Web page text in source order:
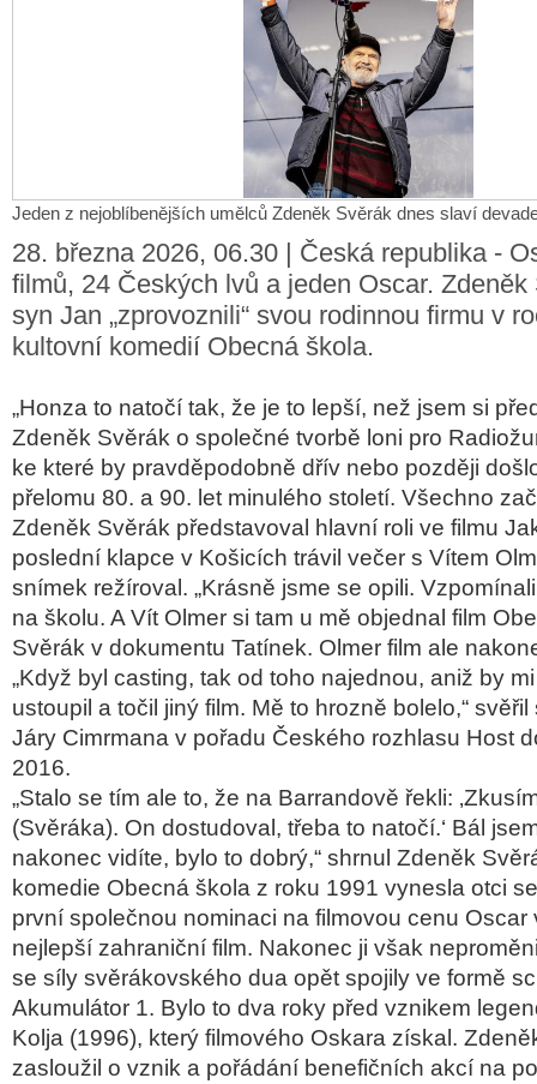
Jeden z nejoblíbenějších umělců Zdeněk Svěrák dnes slaví
28. března 2026, 06.30 | Česká republika -
filmů, 24 Českých lvů a jeden Oscar. Zdeněk
syn Jan „zprovoznili“ svou rodinnou firmu v
kultovní komedií Obecná škola.
„Honza to natočí tak, že je to lepší, než jsem si
Zdeněk Svěrák o společné tvorbě loni pro
ke které by pravděpodobně dřív nebo později
přelomu 80. a 90. let minulého století. Všechno
Zdeněk Svěrák představoval hlavní roli ve filmu
poslední klapce v Košicích trávil večer s Vítem
snímek režíroval. „Krásně jsme se opili.
na školu. A Vít Olmer si tam u mě objednal film
Svěrák v dokumentu Tatínek. Olmer film ale
„Když byl casting, tak od toho najednou, aniž by
ustoupil a točil jiný film. Mě to hrozně bolelo,“
Járy Cimrmana v pořadu Českého rozhlasu Host
2016.
„Stalo se tím ale to, že na Barrandově řekli:
(Svěráka). On dostudoval, třeba to natočí.‘ Bál
nakonec vidíte, bylo to dobrý,“ shrnul Zdeněk
komedie Obecná škola z roku 1991 vynesla otci
první společnou nominaci na filmovou cenu Oscar
nejlepší zahraniční film. Nakonec ji však
se síly svěrákovského dua opět spojily ve formě
Akumulátor 1. Bylo to dva roky před vznikem
Kolja (1996), který filmového Oskara získal.
zasloužil o vznik a pořádání benefičních akcí na